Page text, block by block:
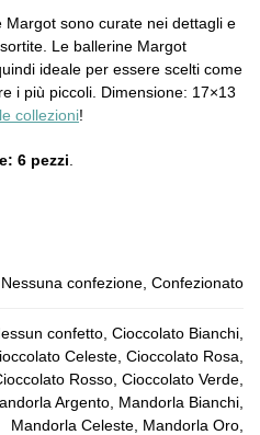
sono curate nei dettagli e
Le ballerine Margot
ideale per essere scelti come
i più piccoli. Dimensione: 17×13
collezioni!
6 pezzi
Nessuna confezione, Confezionato
confetto, Cioccolato Bianchi,
Celeste, Cioccolato Rosa,
Rosso, Cioccolato Verde,
Argento, Mandorla Bianchi,
Mandorla Celeste, Mandorla Oro,